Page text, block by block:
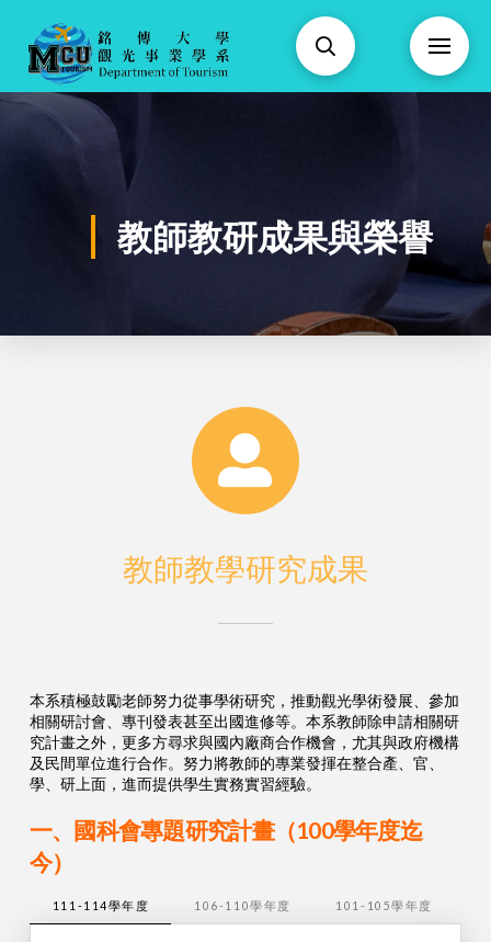
教師教研成果與榮譽
教師教學研究成果
本系積極鼓勵老師努力從事學術研究，推動觀光學術發展、參加
相關研討會、專刊發表甚至出國進修等。本系教師除申請相關研
究計畫之外，更多方尋求與國內廠商合作機會，尤其與政府機構
及民間單位進行合作。努力將教師的專業發揮在整合產、官、
學、研上面，進而提供學生實務實習經驗。
一、國科會專題研究計畫（100學年度迄
今）
111-114學年度 106-110學年度 101-105學年度